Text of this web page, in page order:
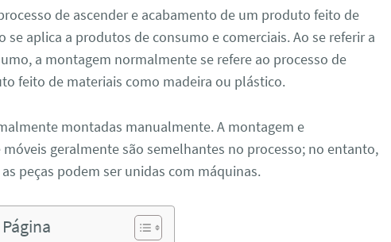
de ascender e acabamento de um produto feito de
se aplica a produtos de consumo e comerciais. Ao se referir a
a montagem normalmente se refere ao processo de
feito de materiais como madeira ou plástico.
montadas manualmente. A montagem e
geralmente são semelhantes no processo; no entanto,
peças podem ser unidas com máquinas.